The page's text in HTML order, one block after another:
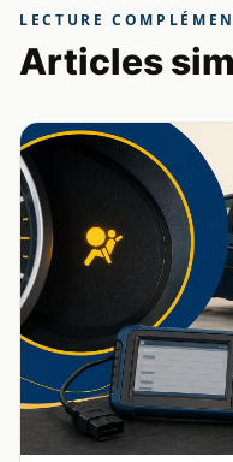
LECTURE
Articles